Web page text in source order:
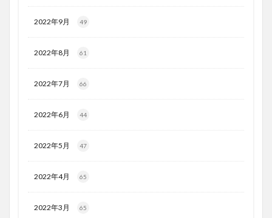
2022年9月 49
2022年8月 61
2022年7月 66
2022年6月 44
2022年5月 47
2022年4月 65
2022年3月 65